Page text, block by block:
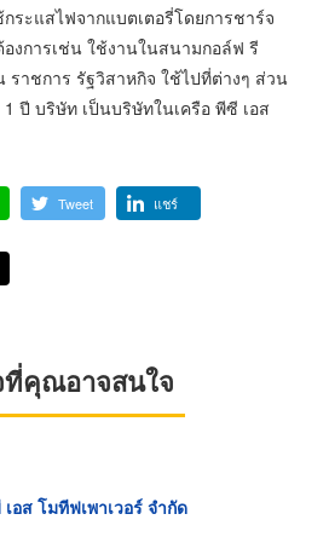
ระแสไฟจากแบตเตอรี่โดยการชาร์จ
งการเช่น ใช้งานในสนามกอล์ฟ รี
ราชการ รัฐวิสาหกิจ ใช้ไปที่ต่างๆ ส่วน
ปี บริษัท เป็นบริษัทในเครือ พีซี เอส
Tweet แชร์
ที่คุณอาจสนใจ
อส โมทีฟเพาเวอร์ จำกัด